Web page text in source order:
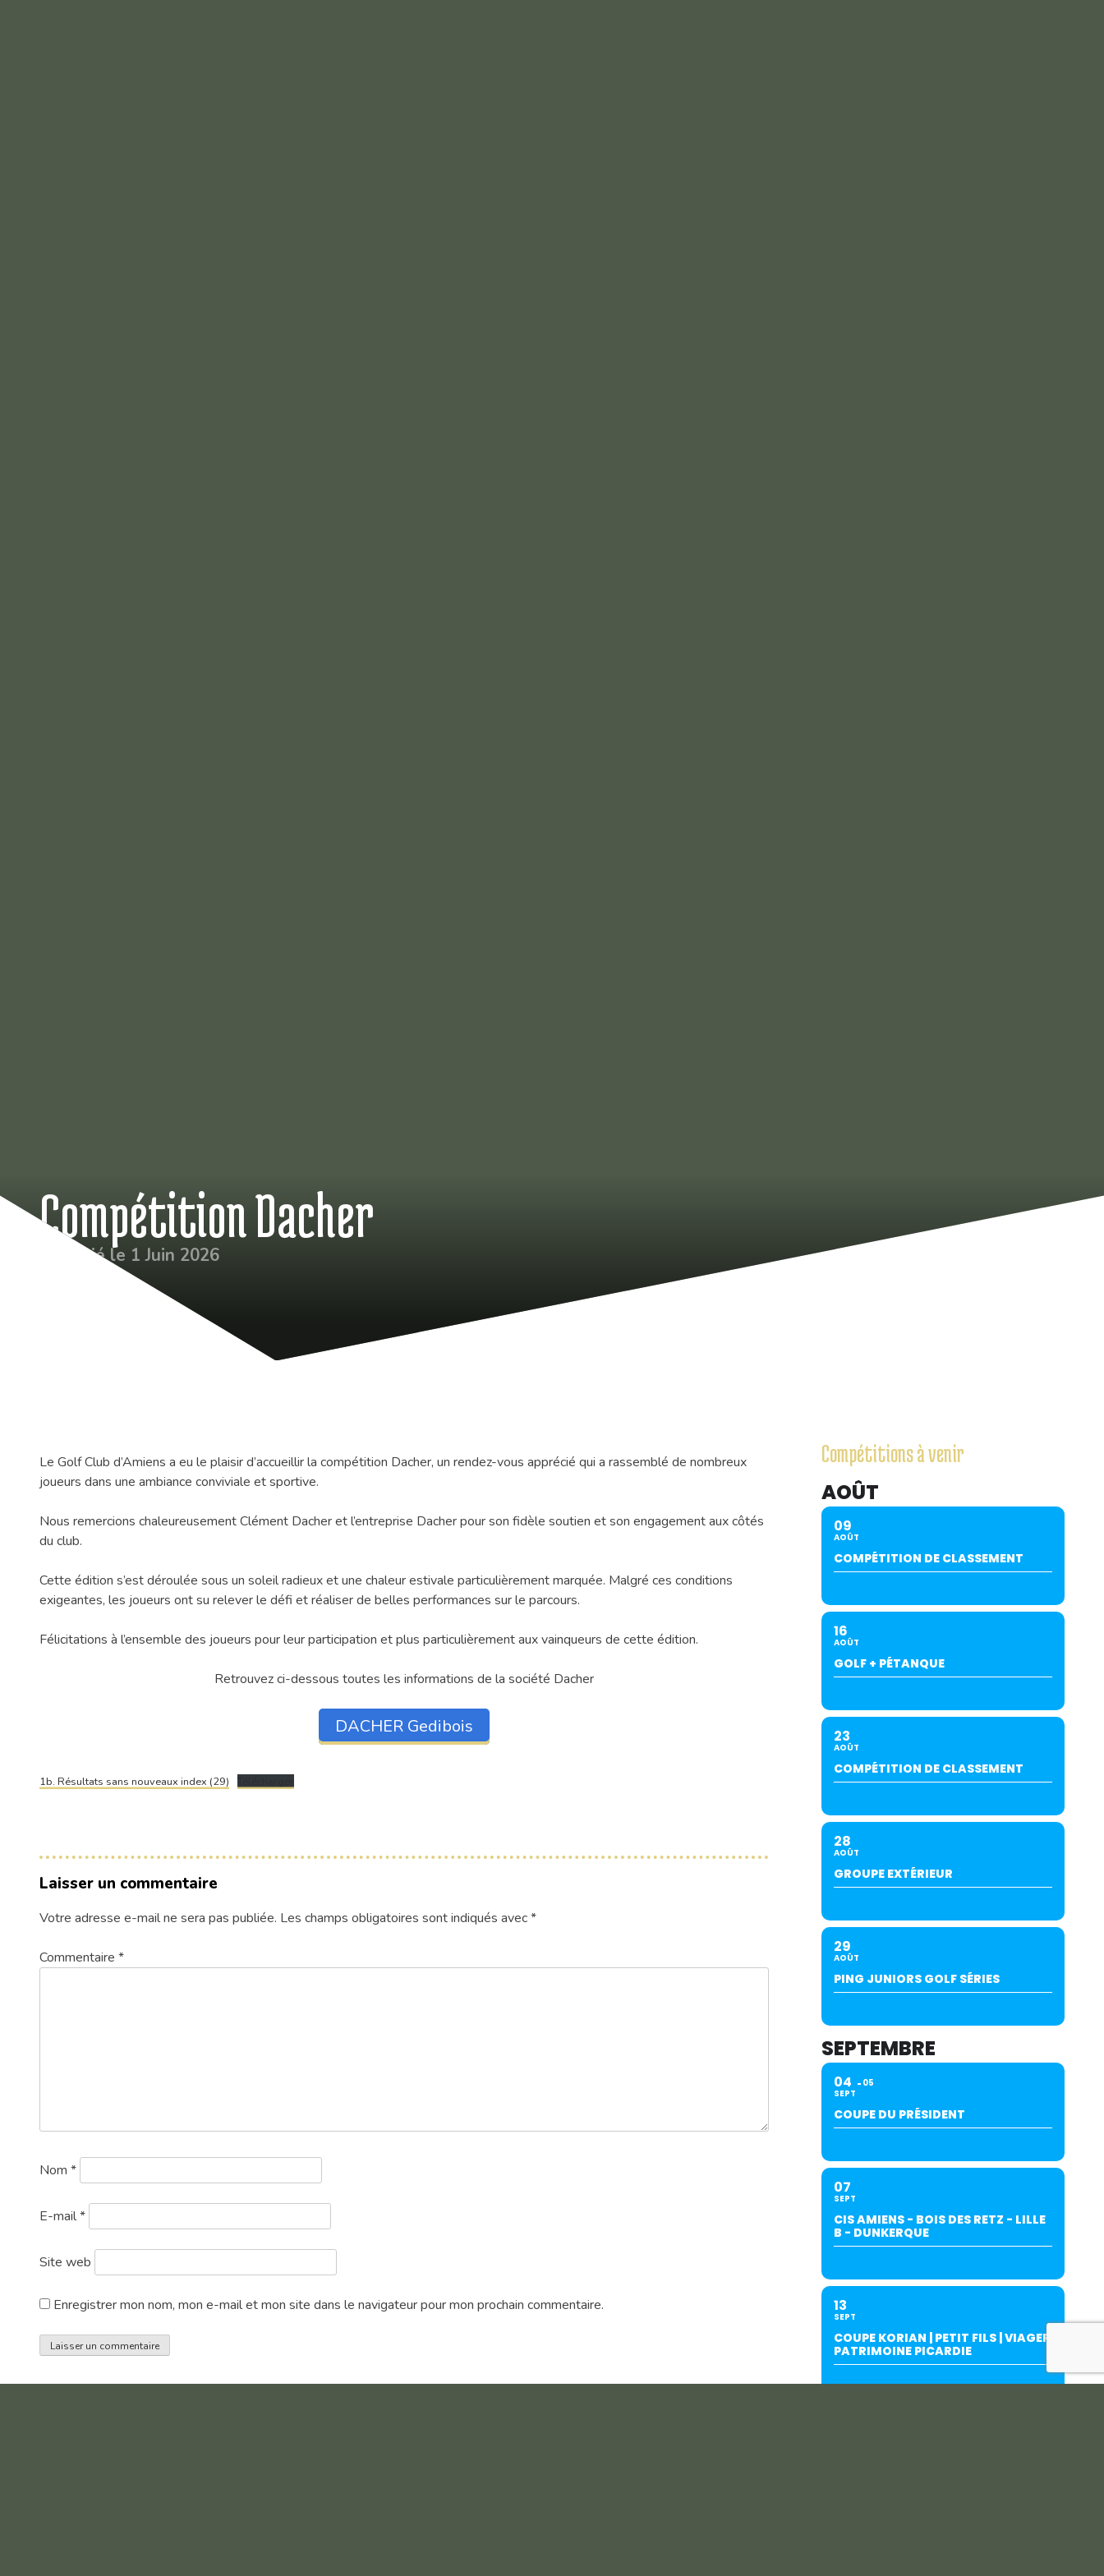
Compétition Dacher
Publié le 1 Juin 2026
Le Golf Club d’Amiens a eu le plaisir d’accueillir la compétition Dacher, un rendez-vous apprécié qui a rassemblé de nombreux
joueurs dans une ambiance conviviale et sportive.
Nous remercions chaleureusement Clément Dacher et l’entreprise Dacher pour son fidèle soutien et son engagement aux côtés
du club.
Cette édition s’est déroulée sous un soleil radieux et une chaleur estivale particulièrement marquée. Malgré ces conditions
exigeantes, les joueurs ont su relever le défi et réaliser de belles performances sur le parcours.
Félicitations à l’ensemble des joueurs pour leur participation et plus particulièrement aux vainqueurs de cette édition.
Retrouvez ci-dessous toutes les informations de la société Dacher
DACHER Gedibois
1b. Résultats sans nouveaux index (29) Télécharger
Laisser un commentaire
Votre adresse e-mail ne sera pas publiée. Les champs obligatoires sont indiqués avec*
Commentaire *
Nom *
E-mail*
Site web
Enregistrer mon nom, mon e-mail et mon site dans le navigateur pour mon prochain commentaire.
Compétitions à venir
AOÛT
09
AOÛT
COMPÉTITION DE CLASSEMENT
16
AOÛT
GOLF + PÉTANQUE
23
AOÛT
COMPÉTITION DE CLASSEMENT
28
AOÛT
GROUPE EXTÉRIEUR
29
AOÛT
PING JUNIORS GOLF SÉRIES
SEPTEMBRE
04
SEPT
05
COUPE DU PRÉSIDENT
07
SEPT
CIS AMIENS - BOIS DES RETZ - LILLE
B - DUNKERQUE
13
SEPT
COUPE KORIAN | PETIT FILS | VIAGER
PATRIMOINE PICARDIE